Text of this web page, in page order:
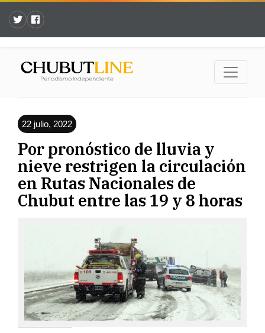
22 julio, 2022
Por pronóstico de lluvia y
nieve restrigen la circulación
en Rutas Nacionales de
Chubut entre las 19 y 8 horas